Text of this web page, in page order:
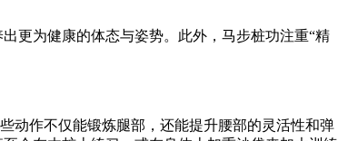
更为健康的体态与姿势。此外，马步桩功注重“精
动作不仅能锻炼腿部，还能提升腰部的灵活性和弹